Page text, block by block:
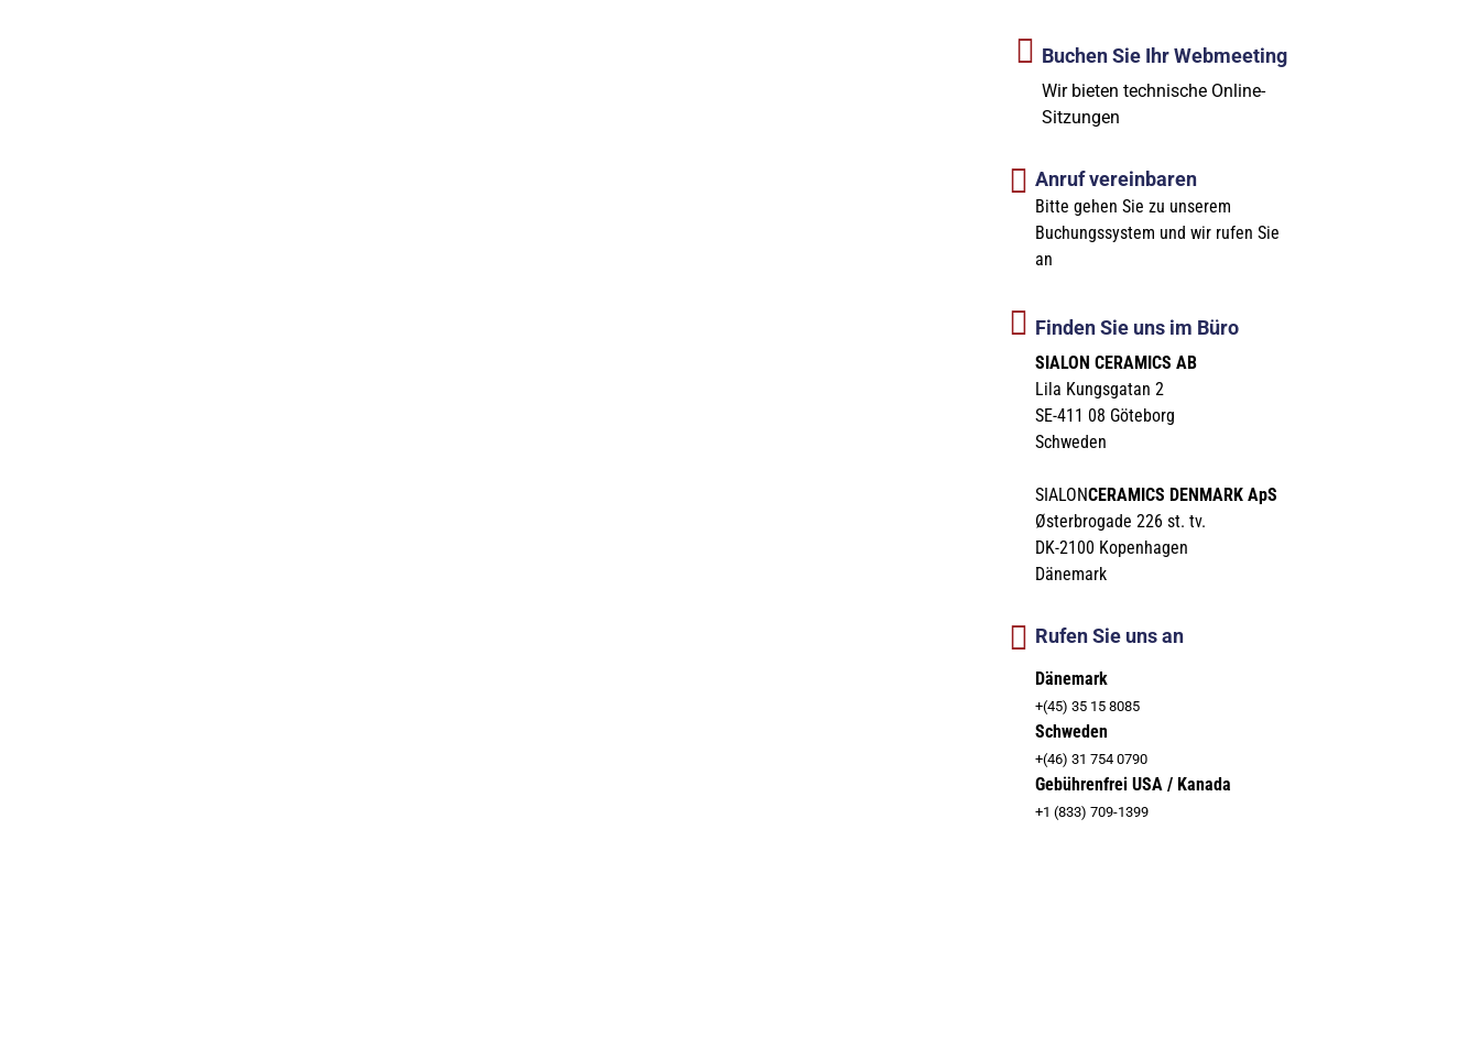
Buchen Sie Ihr Webmeeting
Wir bieten technische Online-
Sitzungen
Anruf vereinbaren
Bitte gehen Sie zu unserem
Buchungssystem und wir rufen Sie
an
Finden Sie uns im Büro
SIALON CERAMICS AB
Lila Kungsgatan 2
SE-411 08 Göteborg
Schweden
SIALONCERAMICS DENMARK ApS
Østerbrogade 226 st. tv.
DK-2100 Kopenhagen
Dänemark
Rufen Sie uns an
Dänemark
+(45) 35 15 8085
Schweden
+(46) 31 754 0790
Gebührenfrei USA / Kanada
+1 (833) 709-1399